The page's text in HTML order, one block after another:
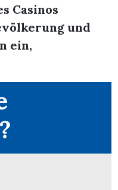
Casinos
und
ein,